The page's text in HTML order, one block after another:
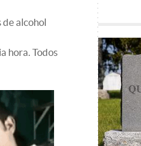
alcohol
hora. Todos